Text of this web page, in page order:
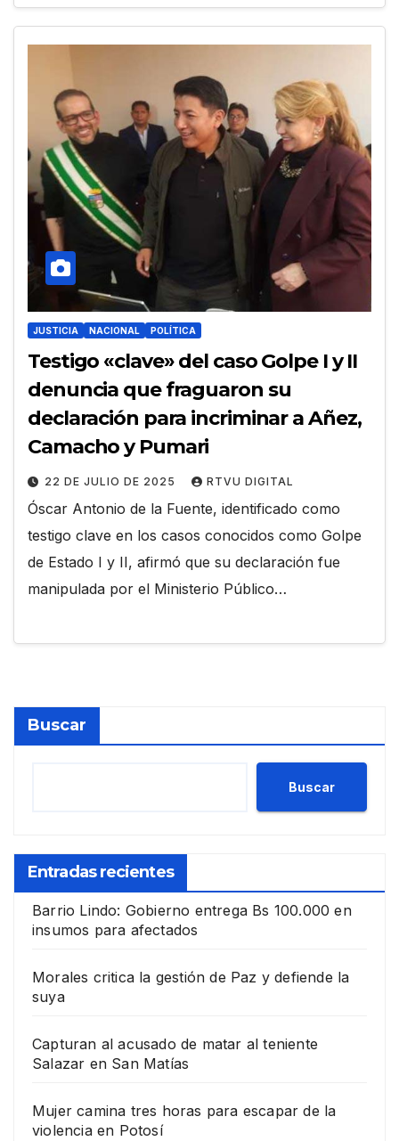
JUSTICIA NACIONAL POLÍTICA
Testigo «clave» del caso Golpe I y II
denuncia que fraguaron su
declaración para incriminar a Añez,
Camacho y Pumari
22 DE JULIO DE 2025 RTVU DIGITAL
Óscar Antonio de la Fuente, identificado como
testigo clave en los casos conocidos como Golpe
de Estado I y II, afirmó que su declaración fue
manipulada por el Ministerio Público…
Buscar
Buscar
Entradas recientes
Barrio Lindo: Gobierno entrega Bs 100.000 en
insumos para afectados
Morales critica la gestión de Paz y defiende la
suya
Capturan al acusado de matar al teniente
Salazar en San Matías
Mujer camina tres horas para escapar de la
violencia en Potosí